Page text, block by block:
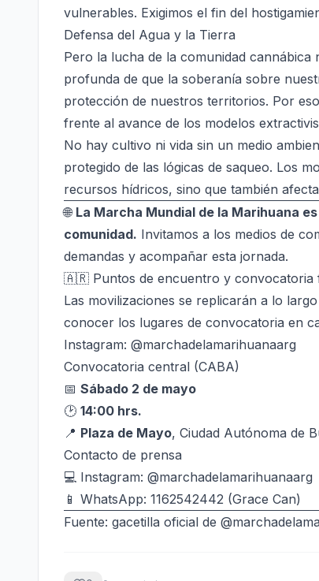
vulnerables. Exigimos el fin del
Defensa del Agua y la Tierra
Pero la lucha de la comunidad
profunda de que la soberanía sobre
protección de nuestros territorios. Por
frente al avance de los modelos
No hay cultivo ni vida sin un medio
protegido de las lógicas de saqueo. Los
recursos hídricos, sino que también
🌐 La Marcha Mundial de la Marihuana
comunidad. Invitamos a los medios de
demandas y acompañar esta jornada.
🇦🇷 Puntos de encuentro y convocatoria
Las movilizaciones se replicarán a lo
conocer los lugares de convocatoria en
Instagram: @marchadelamarihuanaarg
Convocatoria central (CABA)
📅 Sábado 2 de mayo
🕑 14:00 hrs.
📍 Plaza de Mayo, Ciudad Autónoma de
Contacto de prensa
💻 Instagram: @marchadelamarihuanaarg
📱 WhatsApp: 1162542442 (Grace Can)
Fuente: gacetilla oficial de